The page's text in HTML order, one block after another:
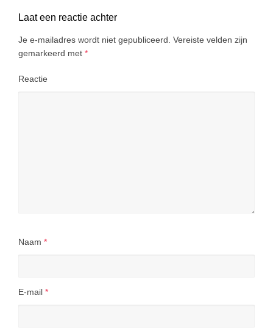
Laat een reactie achter
Je e-mailadres wordt niet gepubliceerd. Vereiste velden zijn
gemarkeerd met *
Reactie
Naam *
E-mail *